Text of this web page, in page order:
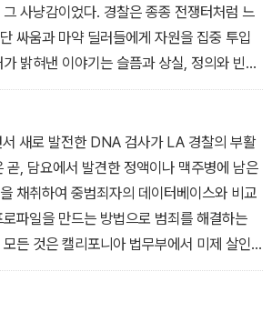
사냥감이었다. 경찰은 종종 전쟁터처럼 느
싸움과 마약 딜러들에게 자원을 집중 투입
밝혀낸 이야기는 슬픔과 상실, 정의와 빈곤,
에 관한 것이었지만, 그 중심에는 사우스 센
이 있었다.
지에 처한 이 여인들은 그 전쟁의 부수적 피
의 쉬운 먹잇감이었다.
.
새로 발전한 DNA 검사가 LA 경찰의 부활
곧, 담요에서 발견한 정액이나 맥주병에 남은
채취하여 중범죄자의 데이터베이스와 비교
파일을 만드는 방법으로 범죄를 해결하는
든 것은 캘리포니아 법무부에서 미제 살인
기 위해 DNA 검사에 5,000만 달러의 보조
되었다.